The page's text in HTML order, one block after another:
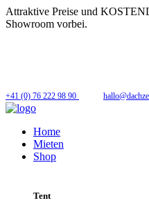
Attraktive Preise und
Showroom vorbei.
+41 (0) 76 222 98 90
Home
Mieten
Shop
Tent